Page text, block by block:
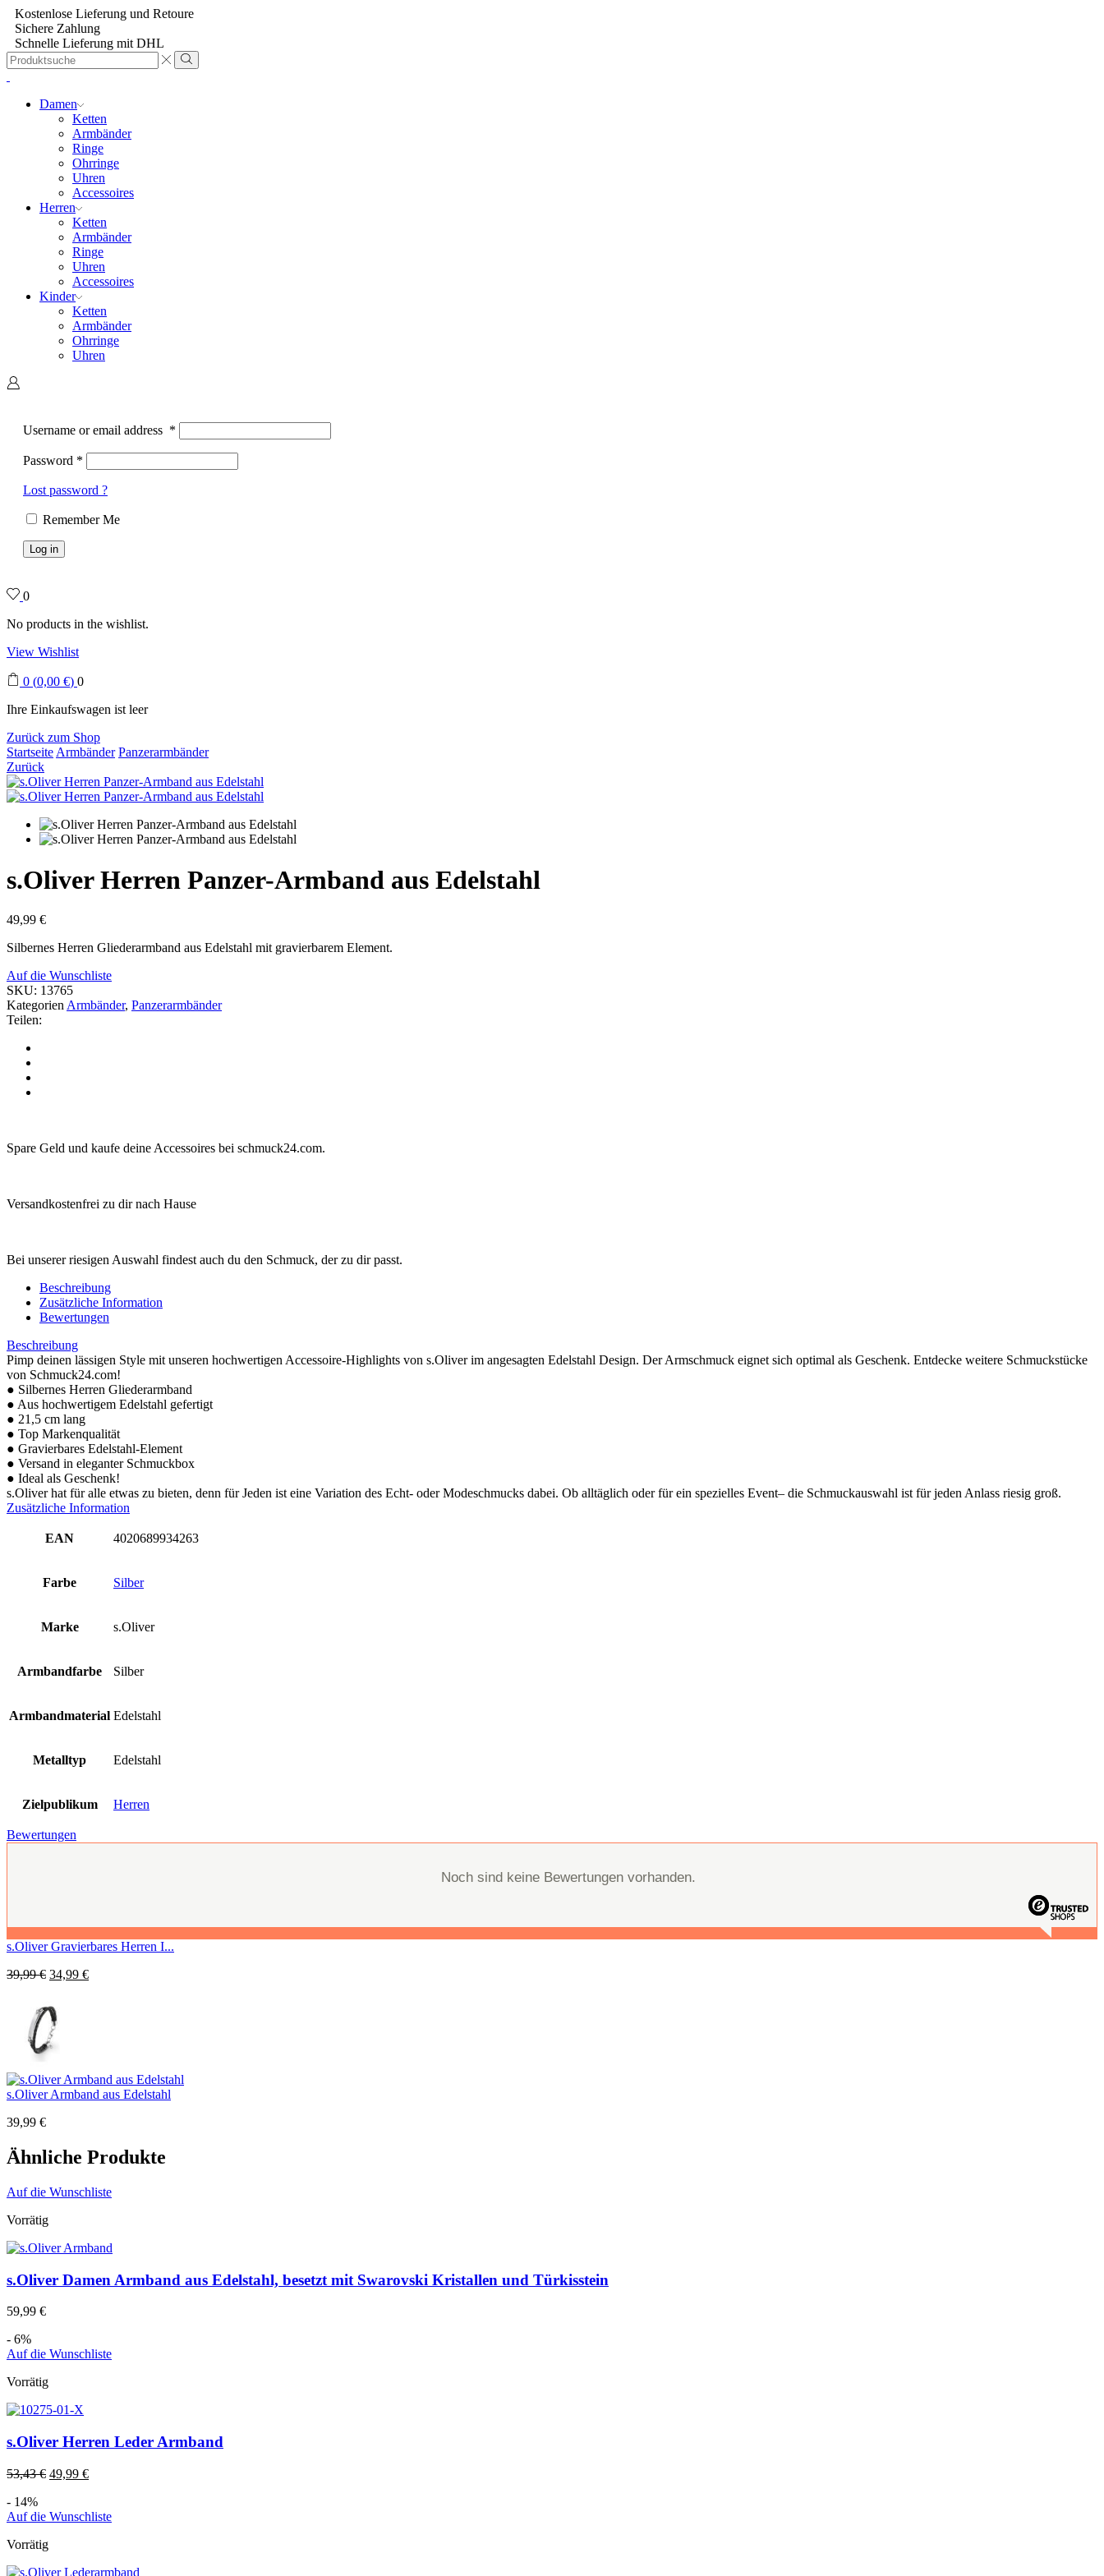
Kostenlose Lieferung und Retoure
Sichere Zahlung
Schnelle Lieferung mit DHL
Search
input
Damen
Ketten
Armbänder
Ringe
Ohrringe
Uhren
Accessoires
Herren
Ketten
Armbänder
Ringe
Uhren
Accessoires
Kinder
Ketten
Armbänder
Ohrringe
Uhren
Username or email address *
Password *
Lost password ?
Remember Me
Log in
0
No products in the wishlist.
View Wishlist
0 (0,00 €) 0
Ihre Einkaufswagen ist leer
Zurück zum Shop
Startseite Armbänder Panzerarmbänder
Zurück
s.Oliver Herren Panzer-Armband aus Edelstahl
49,99 €
Silbernes Herren Gliederarmband aus Edelstahl mit gravierbarem Element.
Auf die Wunschliste
SKU: 13765
Kategorien Armbänder, Panzerarmbänder
Teilen:
Spare Geld und kaufe deine Accessoires bei schmuck24.com.
Versandkostenfrei zu dir nach Hause
Bei unserer riesigen Auswahl findest auch du den Schmuck, der zu dir passt.
Beschreibung
Zusätzliche Information
Bewertungen
Beschreibung
Pimp deinen lässigen Style mit unseren hochwertigen Accessoire-Highlights von s.Oliver im angesagten Edelstahl Design. Der Armschmuck eignet sich optimal als Geschenk. Entdecke weitere Schmuckstücke
von Schmuck24.com!
● Silbernes Herren Gliederarmband
● Aus hochwertigem Edelstahl gefertigt
● 21,5 cm lang
● Top Markenqualität
● Gravierbares Edelstahl-Element
● Versand in eleganter Schmuckbox
● Ideal als Geschenk!
s.Oliver hat für alle etwas zu bieten, denn für Jeden ist eine Variation des Echt- oder Modeschmucks dabei. Ob alltäglich oder für ein spezielles Event– die Schmuckauswahl ist für jeden Anlass riesig groß.
Zusätzliche Information
EAN 4020689934263
Farbe Silber
Marke s.Oliver
Armbandfarbe Silber
Armbandmaterial Edelstahl
Metalltyp Edelstahl
Zielpublikum Herren
Bewertungen
Noch sind keine Bewertungen vorhanden.
s.Oliver Gravierbares Herren I...
39,99€ 34,99 €
s.Oliver Armband aus Edelstahl
39,99 €
Ähnliche Produkte
Auf die Wunschliste
Vorrätig
s.Oliver Damen Armband aus Edelstahl, besetzt mit Swarovski Kristallen und Türkisstein
59,99 €
- 6%
Auf die Wunschliste
Vorrätig
s.Oliver Herren Leder Armband
53,43€ 49,99 €
- 14%
Auf die Wunschliste
Vorrätig